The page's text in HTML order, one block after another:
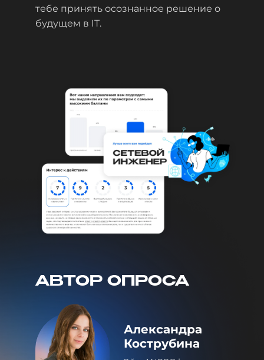
тебе принять осознанное решение о
будущем в IT.
АВТОР ОПРОСА
Александра
Кострубина